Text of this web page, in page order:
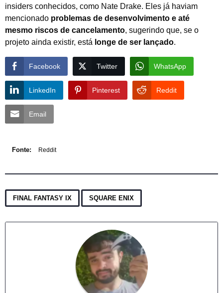
insiders conhecidos, como Nate Drake. Eles já haviam
mencionado problemas de desenvolvimento e até
mesmo riscos de cancelamento, sugerindo que, se o
projeto ainda existir, está longe de ser lançado.
Facebook Twitter WhatsApp
LinkedIn Pinterest Reddit
Email
Fonte: Reddit
FINAL FANTASY IX SQUARE ENIX